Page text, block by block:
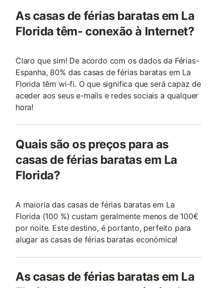
As casas de férias baratas em La
Florida têm- conexão à Internet?
Claro que sim! De acordo com os dados da Férias-
Espanha, 80% das casas de férias baratas em La
Florida têm wi-fi. O que significa que será capaz de
aceder aos seus e-mails e redes sociais a qualquer
hora!
Quais são os preços para as
casas de férias baratas em La
Florida?
A maioria das casas de férias baratas em La
Florida (100 %) custam geralmente menos de 100€
por noite. Este destino, é portanto, perfeito para
alugar as casas de férias baratas económica!
As casas de férias baratas em La